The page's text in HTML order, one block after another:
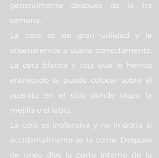
generalmente después de la 1ra
semana.
La cera es de gran utilidad y le
enseñaremos a usarla correctamente.
La cera blanca y roja que le hemos
entregado la puede colocar sobre el
aparato en el sitio donde raspa la
mejilla o el labio.
La cera es inofensiva y no importa si
accidentalmente se la come. Después
de unos días la parte interna de la